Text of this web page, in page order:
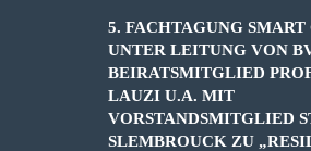
5. FACHTAGUNG SMART
UNTER LEITUNG VON
BEIRATSMITGLIED
LAUZI U.A. MIT
VORSTANDSMITGLIED
SLEMBROUCK ZU